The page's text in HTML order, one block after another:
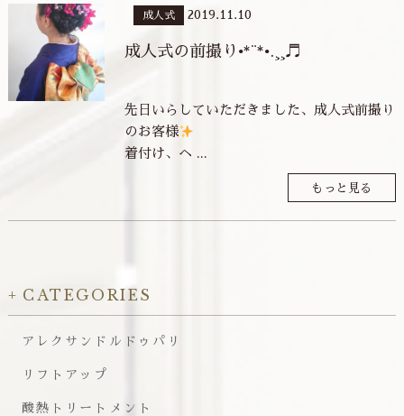
成人式 2019.11.10
成人式の前撮り•*¨*•.¸¸♬︎
先日いらしていただきました、成人式前撮り
のお客様
着付け、ヘ ...
もっと見る
CATEGORIES
アレクサンドルドゥパリ
リフトアップ
酸熱トリートメント